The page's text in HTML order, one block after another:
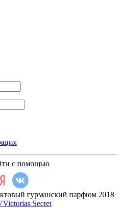
с помощью
гурманский парфюм 2018